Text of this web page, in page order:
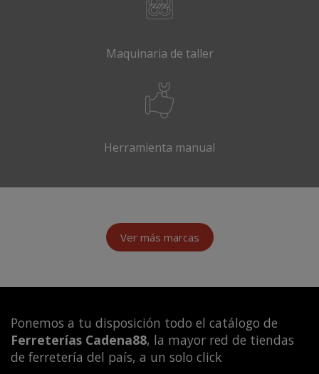
Maquinaria de taller
Herramienta manual
Ver más marcas
Ponemos a tu disposición todo el catálogo de
Ferreterías Cadena88, la mayor red de tiendas
de ferretería del país, a un solo click